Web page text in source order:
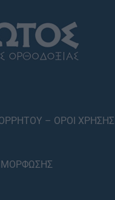
– ΟΡΟΙ ΧΡΗΣΗΣ